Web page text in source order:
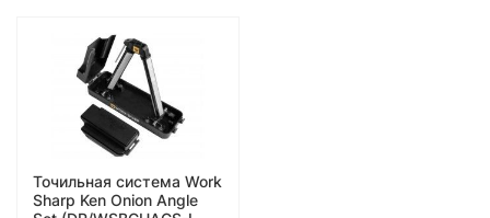
Точильная система Work
Sharp Ken Onion Angle